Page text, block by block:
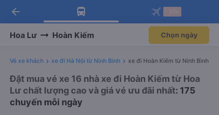
Tải app Vexere ngay!
Nhận ưu đãi thành viên độc
Mở app
Tải app Vexere
-30k/ghế khi đặt vé máy bay qua
Mở app
arrow_back
Hoa Lư Hoàn Kiếm Chọn ngày
Vé xe khách xe đi Hà Nội từ Ninh Bình xe đi Hoàn Kiếm từ Ninh Bình
Đặt mua vé xe 16 nhà xe đi Hoàn Kiếm từ Hoa
Lư chất lượng cao và giá vé ưu đãi nhất: 175
chuyến mỗi ngày